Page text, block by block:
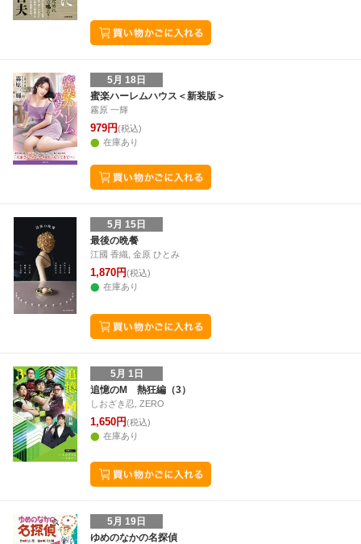
5月 18日
蜜楽ハーレムハウス＜新装版＞
霧原 一輝
979円(税込)
在庫あり
5月 15日
最後の晩餐
江國 香織, 金原 ひとみ
1,870円(税込)
在庫あり
5月 1日
追憶のM 熱狂編（3）
しおざき忍, ZERO
1,650円(税込)
在庫あり
5月 19日
ゆめのなかの名探偵